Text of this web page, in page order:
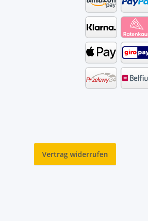
Vertrag widerrufen